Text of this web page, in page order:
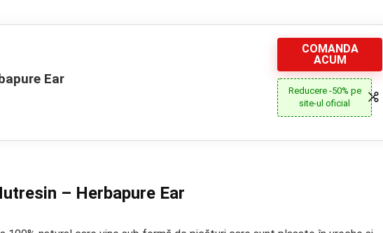
Ear
COMANDA
ACUM
Reducere -50% pe
site-ul oficial
– Herbapure Ear